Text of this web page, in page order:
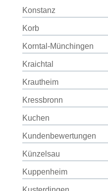
Konstanz
Korb
Korntal-Münchingen
Kraichtal
Krautheim
Kressbronn
Kuchen
Kundenbewertungen
Künzelsau
Kuppenheim